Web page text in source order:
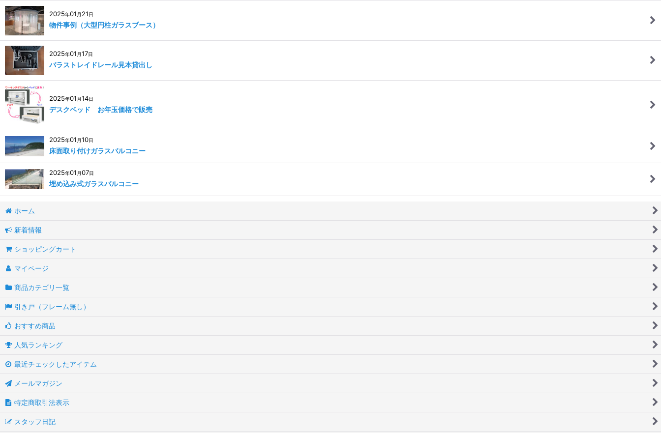
2025年01 月 21日
物件事例（大型円柱ガラスブース）
2025年01 月17日
バラストレイドレール見本貸出し
2025年01 月14日
デスクベッド お年玉価格で販売
2025年01 月10日
床面取り付けガラスバルコニー
2025年01 月07日
埋め込み式ガラスバルコニー
ホーム
新着情報
ショッピングカート
マイページ
商品カテゴリ一覧
引き戸（フレーム無し）
おすすめ商品
人気ランキング
最近チェックしたアイテム
メールマガジン
特定商取引法表示
スタッフ日記